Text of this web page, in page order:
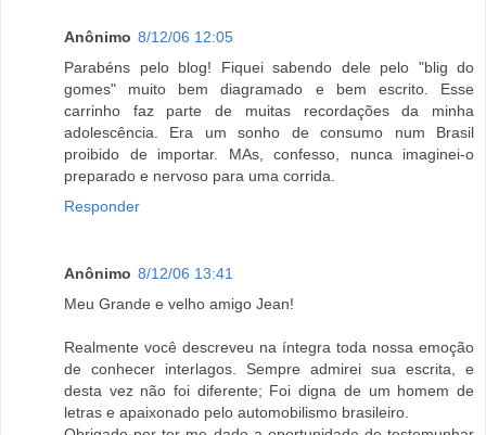
Anônimo 8/12/06 12:05
Parabéns pelo blog! Fiquei sabendo dele pelo "blig do
gomes" muito bem diagramado e bem escrito. Esse
carrinho faz parte de muitas recordações da minha
adolescência. Era um sonho de consumo num Brasil
proibido de importar. MAs, confesso, nunca imaginei-o
preparado e nervoso para uma corrida.
Responder
Anônimo 8/12/06 13:41
Meu Grande e velho amigo Jean!
Realmente você descreveu na íntegra toda nossa emoção
de conhecer interlagos. Sempre admirei sua escrita, e
desta vez não foi diferente; Foi digna de um homem de
letras e apaixonado pelo automobilismo brasileiro.